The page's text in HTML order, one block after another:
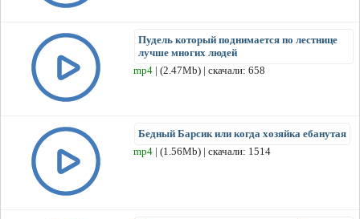
Пудель который поднимается по лестнице
лучше многих людей
mp4 | (2.47Mb) | скачали: 658
Бедный Барсик или когда хозяйка ебанутая
mp4 | (1.56Mb) | скачали: 1514